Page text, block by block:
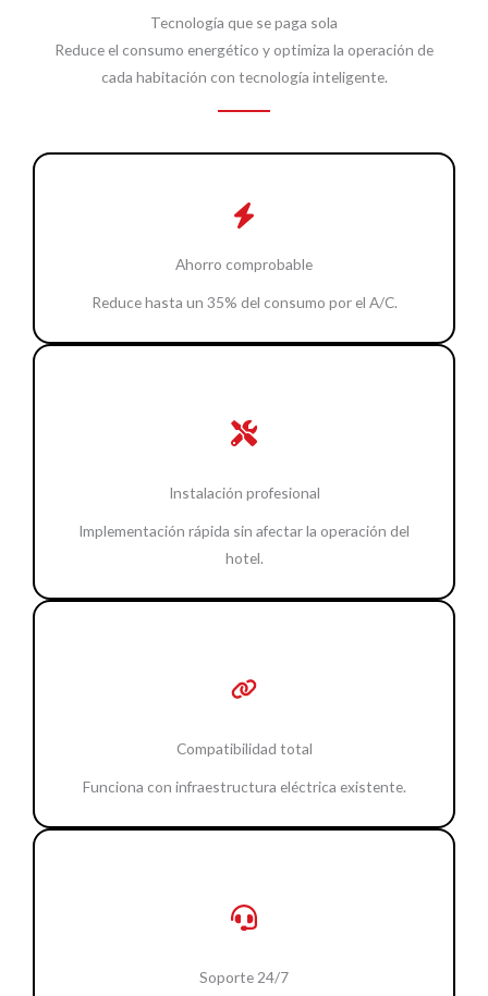
Tecnología que se paga sola
Reduce el consumo energético y optimiza la operación de
cada habitación con tecnología inteligente.
Ahorro comprobable
Reduce hasta un 35% del consumo por el A/C.
Instalación profesional
Implementación rápida sin afectar la operación del
hotel.
Compatibilidad total
Funciona con infraestructura eléctrica existente.
Soporte 24/7